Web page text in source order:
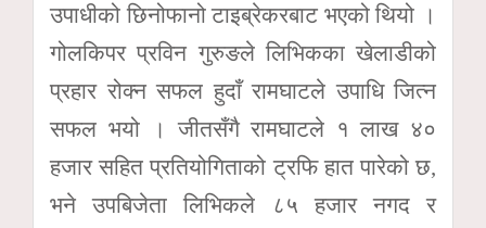
उपाधीको छिनोफानो टाइब्रेकरबाट भएको थियो ।
गोलकिपर प्रविन गुरुङले लिभिकका खेलाडीको
प्रहार रोक्न सफल हुदाँ रामघाटले उपाधि जित्न
सफल भयो । जीतसँगै रामघाटले १ लाख ४०
हजार सहित प्रतियोगिताको ट्रफि हात पारेको छ,
भने उपबिजेता लिभिकले ८५ हजार नगद र